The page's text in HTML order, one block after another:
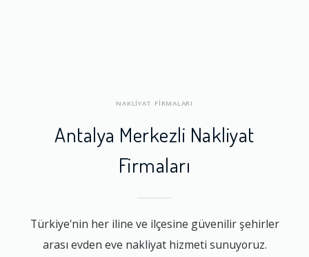
NAKLİYAT FİRMALARI
Antalya Merkezli Nakliyat
Firmaları
Türkiye'nin her iline ve ilçesine güvenilir şehirler
arası evden eve nakliyat hizmeti sunuyoruz.